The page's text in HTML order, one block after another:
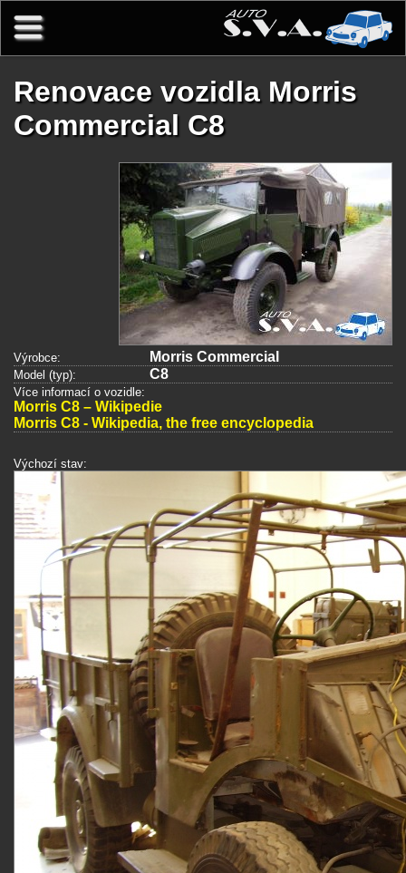
Renovace vozidla Morris
Commercial C8
Výrobce: Morris Commercial
Model (typ): C8
Více informací o vozidle:
Morris C8 – Wikipedie
Morris C8 - Wikipedia, the free encyclopedia
Výchozí stav: